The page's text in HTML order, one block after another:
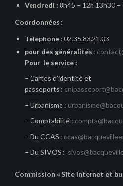
Vendredi : 8h45 – 12h 13h30 –
Coordonnées :
Téléphone : 02.35.83.21.03
pour des généralités :
Pour le service :
– Cartes d’identité et
passeports :
– Urbanisme :
– Comptabilité :
– Du CCAS :
– Du SIVOS :
Commission « Site internet et